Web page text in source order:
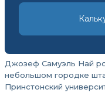
Джозеф Самуэль Най
небольшом городке
Принстонский